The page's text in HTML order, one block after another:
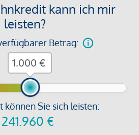
kann ich mir
leisten?
Betrag:
können Sie sich leisten:
241.960 €
€